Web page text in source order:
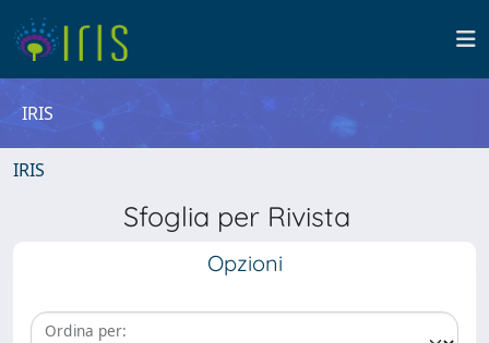
IRIS
IRIS
Sfoglia per Rivista
Opzioni
Ordina per: